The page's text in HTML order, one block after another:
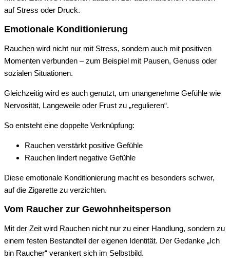
auf Stress oder Druck.
Emotionale Konditionierung
Rauchen wird nicht nur mit Stress, sondern auch mit positiven
Momenten verbunden – zum Beispiel mit Pausen, Genuss oder
sozialen Situationen.
Gleichzeitig wird es auch genutzt, um unangenehme Gefühle wie
Nervosität, Langeweile oder Frust zu „regulieren“.
So entsteht eine doppelte Verknüpfung:
Rauchen verstärkt positive Gefühle
Rauchen lindert negative Gefühle
Diese emotionale Konditionierung macht es besonders schwer,
auf die Zigarette zu verzichten.
Vom Raucher zur Gewohnheitsperson
Mit der Zeit wird Rauchen nicht nur zu einer Handlung, sondern zu
einem festen Bestandteil der eigenen Identität. Der Gedanke „Ich
bin Raucher“ verankert sich im Selbstbild.